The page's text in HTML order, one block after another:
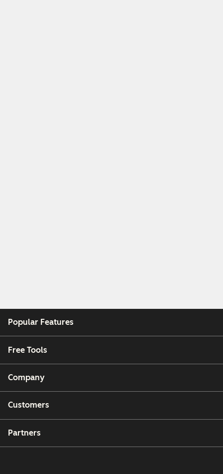
Popular Features
Free Tools
Company
Customers
Partners